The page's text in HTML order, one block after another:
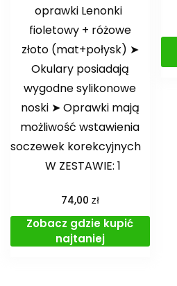
oprawki Lenonki
fioletowy + różowe
złoto (mat+połysk) ➤
Okulary posiadają
wygodne sylikonowe
noski ➤ Oprawki mają
możliwość wstawienia
soczewek korekcyjnych
W ZESTAWIE: 1
74,00 zł
Zobacz gdzie kupić
najtaniej